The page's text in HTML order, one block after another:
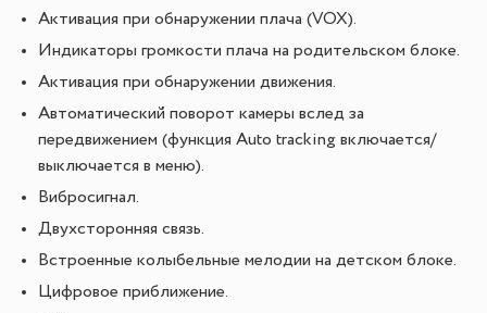
Активация при обнаружении плача (VOX).
Индикаторы громкости плача на родительском блоке.
Активация при обнаружении движения.
Автоматический поворот камеры вслед за
передвижением (функция Auto tracking включается/
выключается в меню).
Вибросигнал.
Двухсторонняя связь.
Встроенные колыбельные мелодии на детском блоке.
Цифровое приближение.